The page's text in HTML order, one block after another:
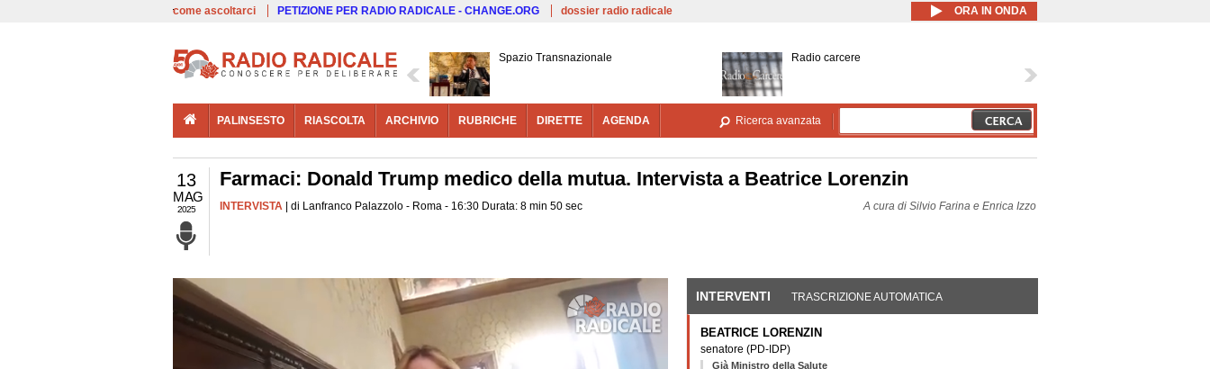
Salta al contenuto principale
come ascoltarci PETIZIONE PER RADIO RADICALE - CHANGE.ORG dossier radio radicale ORA IN ONDA
Spazio Transnazionale Radio carcere
PALINSESTO RIASCOLTA ARCHIVIO RUBRICHE DIRETTE AGENDA Ricerca avanzata
13
MAG
2025
Farmaci: Donald Trump medico della mutua. Intervista a Beatrice Lorenzin
INTERVISTA | di Lanfranco Palazzolo - Roma - 16:30 Durata: 8 min 50 sec A cura di Silvio Farina e Enrica Izzo
INTERVENTI (SCHEDA ATTIVA)
TRASCRIZIONE AUTOMATICA
BEATRICE LORENZIN
senatore (PD-IDP)
Già Ministro della Salute